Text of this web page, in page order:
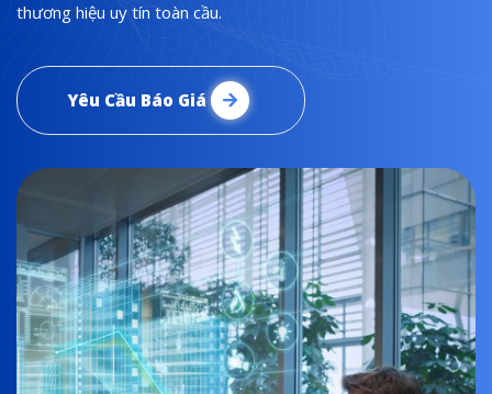
thương hiệu uy tín toàn cầu.
Yêu Cầu Báo Giá